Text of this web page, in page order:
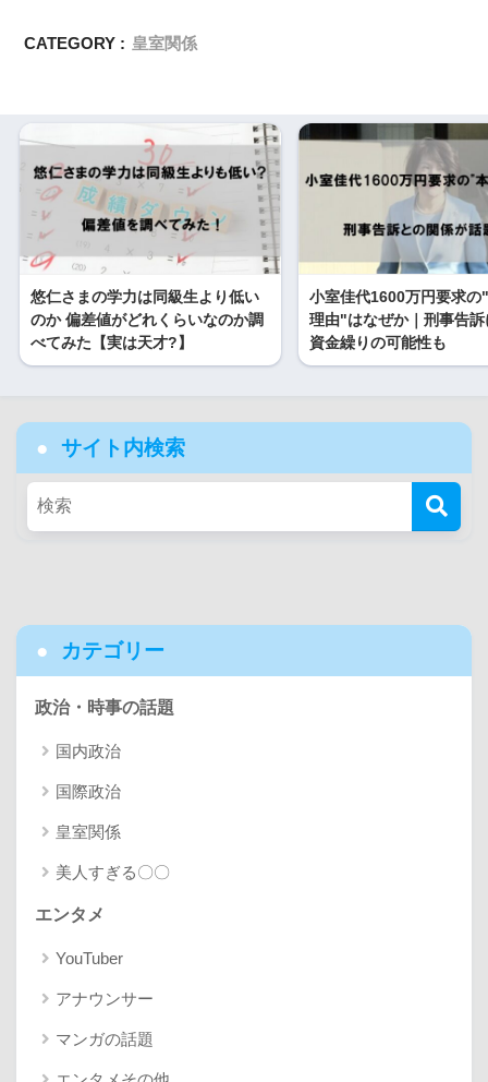
CATEGORY : 皇室関係
悠仁さまの学力は同級生より低い
のか 偏差値がどれくらいなのか調
べてみた【実は天才?】
小室佳代1600万円要求の
理由"はなぜか｜刑事告
資金繰りの可能性も
サイト内検索
カテゴリー
政治・時事の話題
国内政治
国際政治
皇室関係
美人すぎる〇〇
エンタメ
YouTuber
アナウンサー
マンガの話題